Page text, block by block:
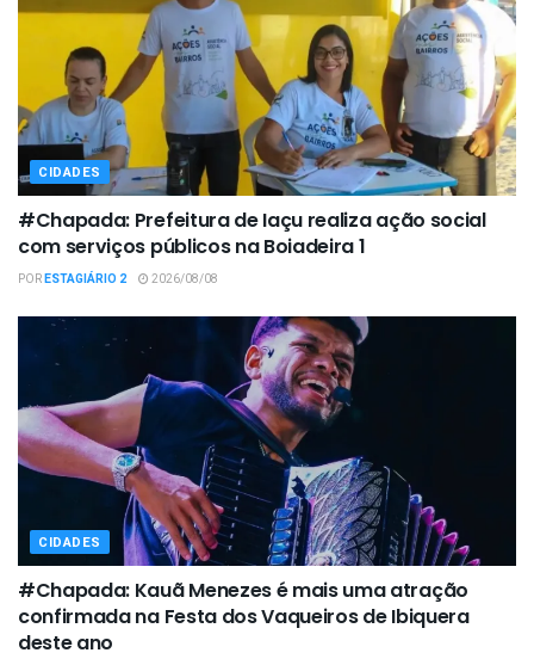
CIDADES
#Chapada: Prefeitura de Iaçu realiza ação social
com serviços públicos na Boiadeira 1
PORESTAGIÁRIO 2 2026/08/08
CIDADES
#Chapada: Kauã Menezes é mais uma atração
confirmada na Festa dos Vaqueiros de Ibiquera
deste ano